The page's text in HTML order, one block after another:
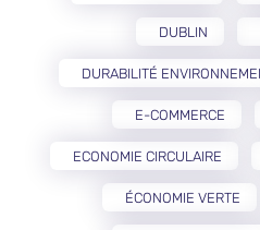
DUBLIN
DURABILITÉ
E-COMMERCE
ECONOMIE CIRCULAIRE
ÉCONOMIE VERTE